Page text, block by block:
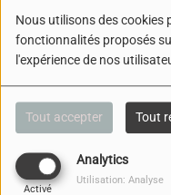
Nous utilisons des cookies
fonctionnalités proposés
l'expérience de nos
Tout accepter Tout
Analytics
Activé
Utilisation: Analyse
LA
DU
LA